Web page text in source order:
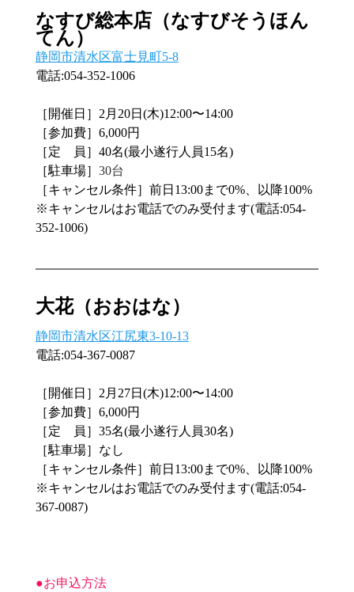
なすび総本店（なすびそうほん
てん）
静岡市清水区富士見町5-8
電話:054-352-1006
［開催日］2月20日(木)12:00〜14:00
［参加費］6,000円
［定　員］40名(最小遂行人員15名)
［駐車場］ 30台
［キャンセル条件］前日13:00まで0%、以降100%
※キャンセルはお電話でのみ受付ます(電話:054-
352-1006)
大花（おおはな）
静岡市清水区江尻東3-10-13
電話:054-367-0087
［開催日］2月27日(木)12:00〜14:00
［参加費］6,000円
［定　員］35名(最小遂行人員30名)
［駐車場］なし
［キャンセル条件］前日13:00まで0%、以降100%
※キャンセルはお電話でのみ受付ます(電話:054-
367-0087)
●お申込方法